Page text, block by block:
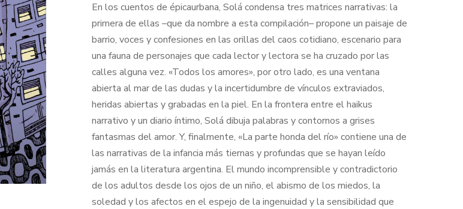
En los cuentos de épicaurbana, Solá condensa tres matrices narrativas: la
primera de ellas –que da nombre a esta compilación– propone un paisaje de
barrio, voces y confesiones en las orillas del caos cotidiano, escenario para
una fauna de personajes que cada lector y lectora se ha cruzado por las
calles alguna vez. «Todos los amores», por otro lado, es una ventana
abierta al mar de las dudas y la incertidumbre de vínculos extraviados,
heridas abiertas y grabadas en la piel. En la frontera entre el haikus
narrativo y un diario íntimo, Solá dibuja palabras y contornos a grises
fantasmas del amor. Y, finalmente, «La parte honda del río» contiene una de
las narrativas de la infancia más tiernas y profundas que se hayan leído
jamás en la literatura argentina. El mundo incomprensible y contradictorio
de los adultos desde los ojos de un niño, el abismo de los miedos, la
soledad y los afectos en el espejo de la ingenuidad y la sensibilidad que